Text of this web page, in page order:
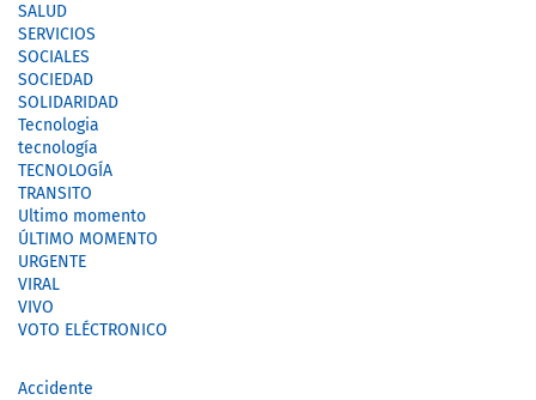
SALUD
SERVICIOS
SOCIALES
SOCIEDAD
SOLIDARIDAD
Tecnologia
tecnología
TECNOLOGÍA
TRANSITO
Ultimo momento
ÚLTIMO MOMENTO
URGENTE
VIRAL
VIVO
VOTO ELÉCTRONICO
Accidente